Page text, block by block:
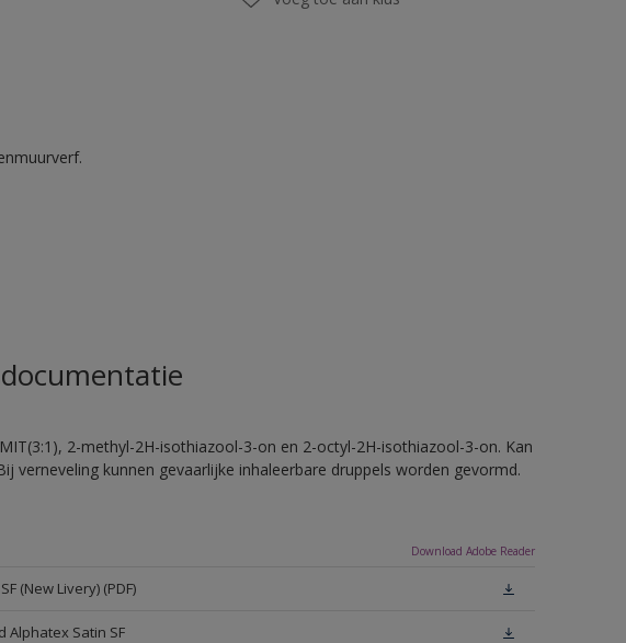
2-methyl-2H-isothiazool-3-on en 2-octyl-2H-isothiazool-3-on. Kan
verneveling kunnen gevaarlijke inhaleerbare druppels worden gevormd.
Download Adobe Reader
(New Livery) (PDF)
Satin SF